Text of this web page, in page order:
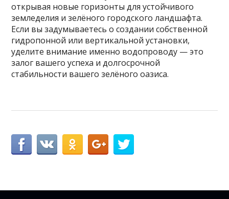
открывая новые горизонты для устойчивого
земледелия и зелёного городского ландшафта.
Если вы задумываетесь о создании собственной
гидропонной или вертикальной установки,
уделите внимание именно водопроводу — это
залог вашего успеха и долгосрочной
стабильности вашего зелёного оазиса.